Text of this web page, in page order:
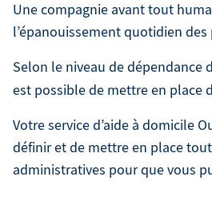
Une compagnie avant tout
l’épanouissement quotidien des
Selon le niveau de dépendance
est possible de mettre en place
Votre service d’aide à domicile
définir et de mettre en place
administratives pour que vous